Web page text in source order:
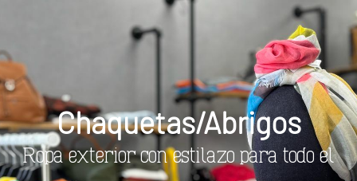
Chaquetas/Abrigos
Ropa exterior con estilazo para todo el